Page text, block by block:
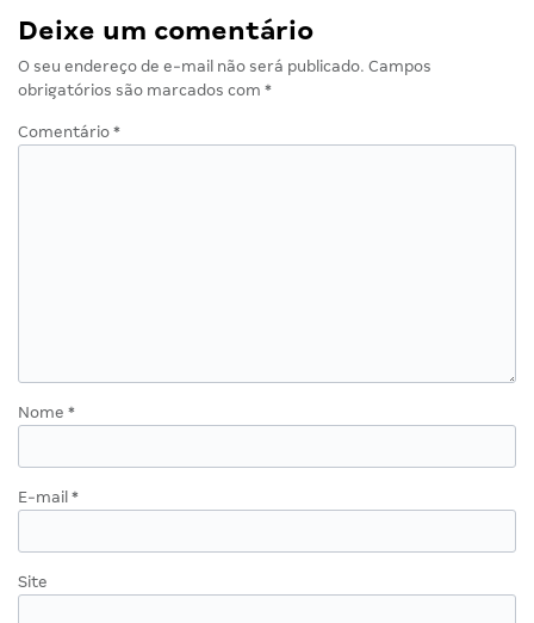
Deixe um comentário
O seu endereço de e-mail não será publicado. Campos
obrigatórios são marcados com *
Comentário *
Nome *
E-mail *
Site